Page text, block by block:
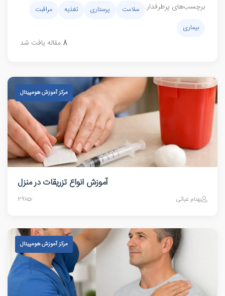
برچسب‌های پرطرفدار: سلامت پرستاری تغذیه
مراقبت
بیماری
8 مقاله یافت شد
مرکز آموزش هومپیتال
آموزش انواع تزریقات در منزل
بهنام غیاثی 291
مرکز آموزش هومپیتال